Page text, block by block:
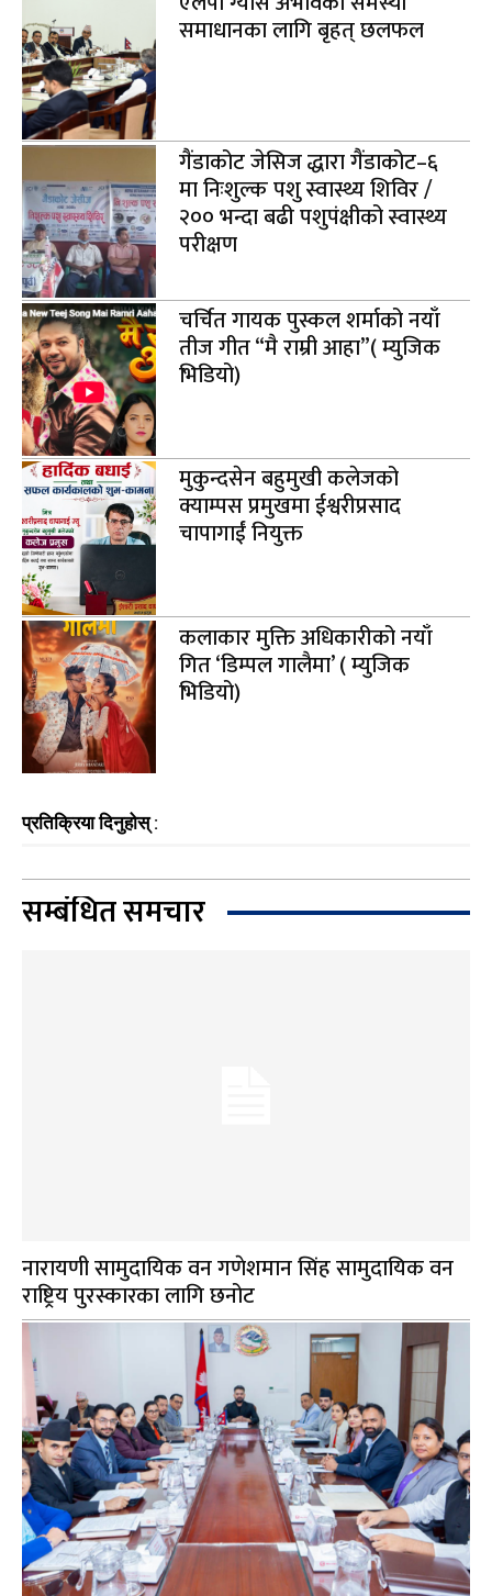
समाधानका लागि बृहत् छलफल
गैंडाकोट जेसिज द्धारा गैंडाकोट–६
मा निःशुल्क पशु स्वास्थ्य शिविर /
२०० भन्दा बढी पशुपंक्षीको स्वास्थ्य
परीक्षण
चर्चित गायक पुस्कल शर्माको नयाँ
तीज गीत “मै राम्री आहा”( म्युजिक
भिडियो)
मुकुन्दसेन बहुमुखी कलेजको
क्याम्पस प्रमुखमा ईश्वरीप्रसाद
चापागाईं नियुक्त
कलाकार मुक्ति अधिकारीको नयाँ
गित ‘डिम्पल गालैमा’ ( म्युजिक
भिडियो)
प्रतिक्रिया दिनुहोस् :
सम्बंधित समचार
नारायणी सामुदायिक वन गणेशमान सिंह सामुदायिक वन
राष्ट्रिय पुरस्कारका लागि छनोट